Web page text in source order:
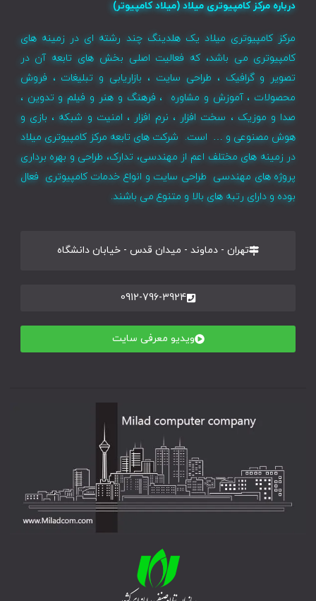
درباره مرکز کامپیوتری میلاد (میلاد کامپیوتر)
مرکز کامپیوتری میلاد یک هلدینگ چند رشته ای در زمینه های
کامپیوتری می باشد، که فعالیت اصلی بخش های تابعه آن در
تصویر و گرافیک ، طراحی سایت ، بازاریابی و تبلیغات ، فروش
محصولات ، آموزش و مشاوره ، فرهنگ و هنر و فیلم و تدوین ،
صدا و موزیک ، سخت افزار ، نرم افزار ، امنیت و شبکه ، بازی و
هوش مصنوعی و … است. شرکت های تابعه مرکز کامپیوتری میلاد
در زمینه های مختلف اعم از مهندسی، تدارک، طراحی و بهره برداری
پروژه های مهندسی طراحی سایت و انواع خدمات کامپیوتری فعال
بوده و دارای رتبه های بالا و متنوع می باشند.
تهران - دماوند - میدان قدس - خیابان دانشگاه
0912-796-3924
ویدیو معرفی سایت